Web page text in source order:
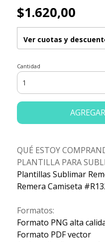
$1.620,00
Ver cuotas y
Cantidad
QUÉ ESTOY
PLANTILLA PARA
Plantillas Sublimar
Remera Camiseta
Formatos:
Formato PNG alta
Formato PDF vector